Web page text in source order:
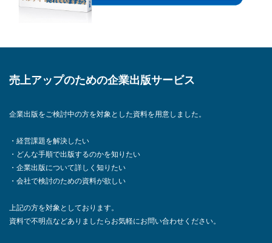
売上アップのための企業出版サービス
企業出版をご検討中の方を対象とした資料を用意しました。
・経営課題を解決したい
・どんな手順で出版するのかを知りたい
・企業出版について詳しく知りたい
・会社で検討のための資料が欲しい
上記の方を対象としております。
資料で不明点などありましたらお気軽にお問い合わせください。